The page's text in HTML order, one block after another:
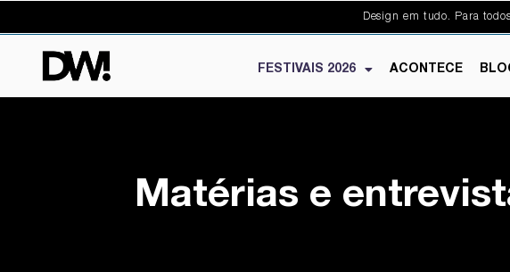
Design em tudo. Para
FESTIVAIS 2026 ACONTECE
Matérias e